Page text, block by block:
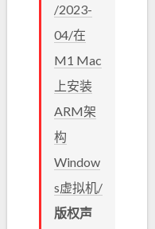
/2023-
04/在
M1 Mac
上安装
ARM架
构
Window
s虚拟机/
版权声